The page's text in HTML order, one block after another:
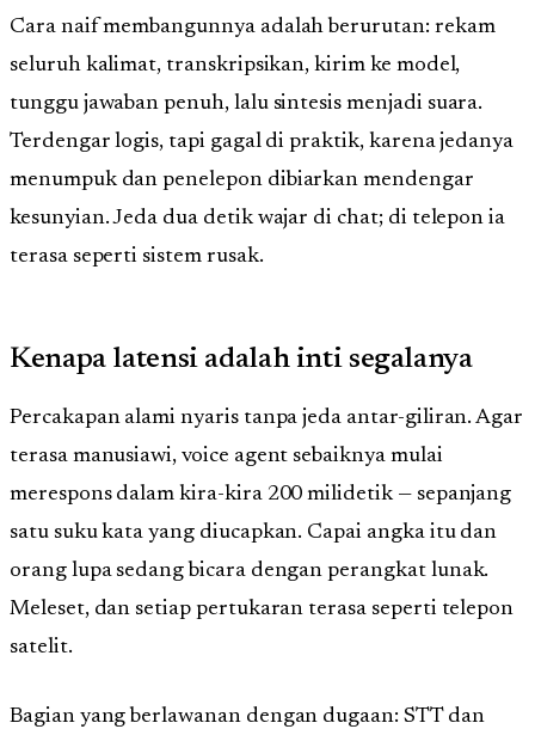
Cara naif membangunnya adalah berurutan: rekam
seluruh kalimat, transkripsikan, kirim ke model,
tunggu jawaban penuh, lalu sintesis menjadi suara.
Terdengar logis, tapi gagal di praktik, karena jedanya
menumpuk dan penelepon dibiarkan mendengar
kesunyian. Jeda dua detik wajar di chat; di telepon ia
terasa seperti sistem rusak.
Kenapa latensi adalah inti segalanya
Percakapan alami nyaris tanpa jeda antar-giliran. Agar
terasa manusiawi, voice agent sebaiknya mulai
merespons dalam kira-kira 200 milidetik — sepanjang
satu suku kata yang diucapkan. Capai angka itu dan
orang lupa sedang bicara dengan perangkat lunak.
Meleset, dan setiap pertukaran terasa seperti telepon
satelit.
Bagian yang berlawanan dengan dugaan: STT dan